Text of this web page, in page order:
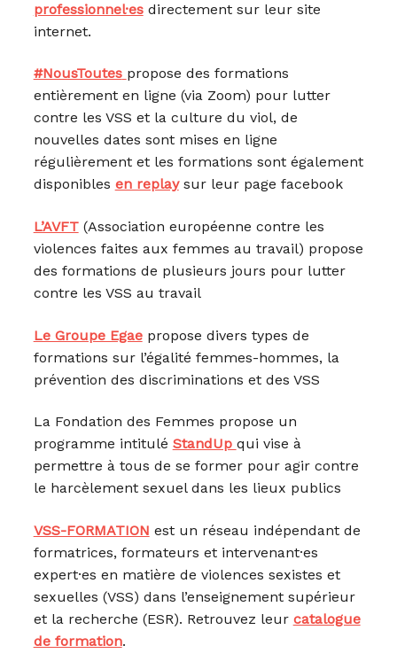
professionnel·esdirectement sur leur site
internet.
#NousToutes propose des formations
entièrement en ligne (via Zoom) pour lutter
contre les VSS et la culture du viol, de
nouvelles dates sont mises en ligne
régulièrement et les formations sont également
disponibles en replaysur leur page facebook
L’AVFT (Association européenne contre les
violences faites aux femmes au travail) propose
des formations de plusieurs jours pour lutter
contre les VSS au travail
Le Groupe Egaepropose divers types de
formations sur l’égalité femmes-hommes, la
prévention des discriminations et des VSS
La Fondation des Femmes propose un
programme intitulé StandUp qui vise à
permettre à tous de se former pour agir contre
le harcèlement sexuel dans les lieux publics
VSS-FORMATION est un réseau indépendant de
formatrices, formateurs et intervenant·es
expert·es en matière de violences sexistes et
sexuelles (VSS) dans l’enseignement supérieur
et la recherche (ESR). Retrouvez leur catalogue
de formation.